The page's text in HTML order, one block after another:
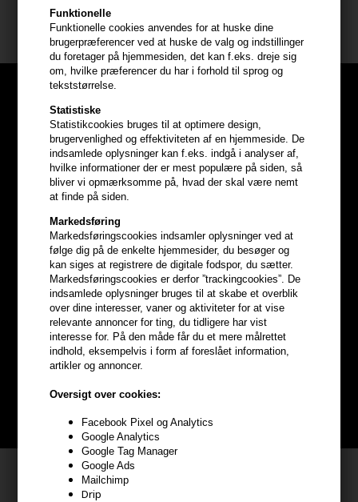
Funktionelle
Funktionelle cookies anvendes for at huske dine
brugerpræferencer ved at huske de valg og indstillinger
du foretager på hjemmesiden, det kan f.eks. dreje sig
om, hvilke præferencer du har i forhold til sprog og
tekststørrelse.
Statistiske
Statistikcookies bruges til at optimere design,
brugervenlighed og effektiviteten af en hjemmeside. De
indsamlede oplysninger kan f.eks. indgå i analyser af,
hvilke informationer der er mest populære på siden, så
bliver vi opmærksomme på, hvad der skal være nemt
at finde på siden.
Markedsføring
Markedsføringscookies indsamler oplysninger ved at
følge dig på de enkelte hjemmesider, du besøger og
kan siges at registrere de digitale fodspor, du sætter.
Markedsføringscookies er derfor ”trackingcookies”. De
indsamlede oplysninger bruges til at skabe et overblik
over dine interesser, vaner og aktiviteter for at vise
relevante annoncer for ting, du tidligere har vist
interesse for. På den måde får du et mere målrettet
indhold, eksempelvis i form af foreslået information,
artikler og annoncer.
Oversigt over cookies:
Facebook Pixel og Analytics
Google Analytics
Google Tag Manager
Google Ads
Mailchimp
Drip
Philip B
Optjen5% bonuskronerpå
hele din ordre
Bliv helt gratis en del af vores kundeklub og optjen rabatter når du
BLIV GRATIS MEDLEM HER
Kundeservice